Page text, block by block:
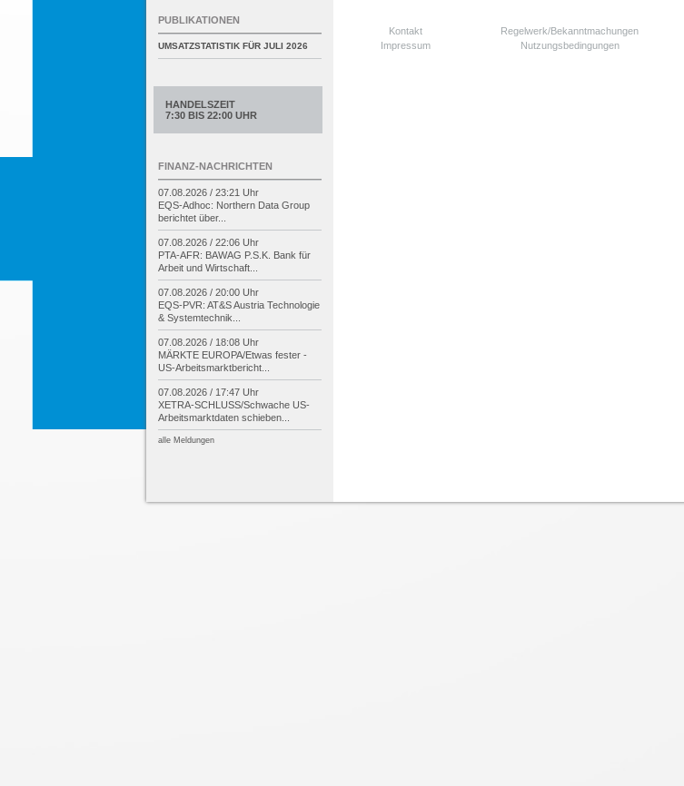
Kontakt Regelwerk/Bekanntmachungen
Impressum
Nutzungsbedingungen
PUBLIKATIONEN
UMSATZSTATISTIK FÜR JULI 2026
HANDELSZEIT
7:30 BIS 22:00 UHR
FINANZ-NACHRICHTEN
07.08.2026 / 23:21 Uhr
EQS-Adhoc: Northern Data Group
berichtet über...
07.08.2026 / 22:06 Uhr
PTA-AFR: BAWAG P.S.K. Bank für
Arbeit und Wirtschaft...
07.08.2026 / 20:00 Uhr
EQS-PVR: AT&S Austria Technologie
& Systemtechnik...
07.08.2026 / 18:08 Uhr
MÄRKTE EUROPA/Etwas fester -
US-Arbeitsmarktbericht...
07.08.2026 / 17:47 Uhr
XETRA-SCHLUSS/Schwache US-
Arbeitsmarktdaten schieben...
alle Meldungen